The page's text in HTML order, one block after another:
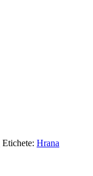
Etichete: Hrana